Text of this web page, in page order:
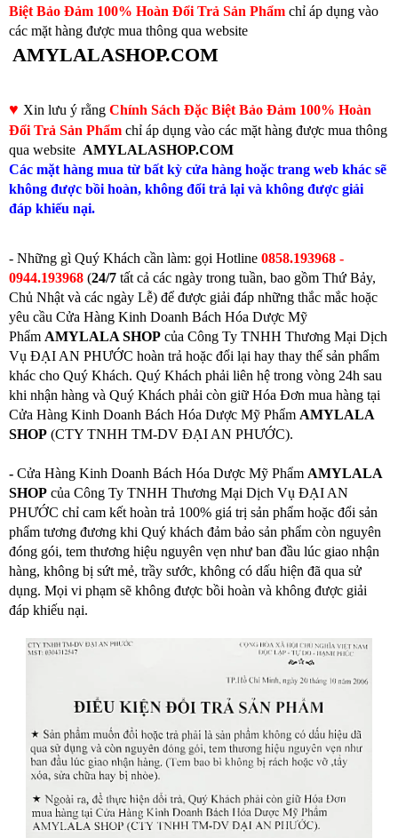
Biệt Bảo Đảm 100% Hoàn Đổi Trả Sản Phẩm chỉ áp dụng vào
các mặt hàng được mua thông qua website
AMYLALASHOP.COM
♥ Xin lưu ý rằng Chính Sách Đặc Biệt Bảo Đảm 100% Hoàn
Đổi Trả Sản Phẩm chỉ áp dụng vào các mặt hàng được mua thông
qua website AMYLALASHOP.COM
Các mặt hàng mua từ bất kỳ cửa hàng hoặc trang web khác sẽ
không được bồi hoàn, không đổi trả lại và không được giải
đáp khiếu nại.
- Những gì Quý Khách cần làm: gọi Hotline 0858.193968 -
0944.193968 (24/7 tất cả các ngày trong tuần, bao gồm Thứ Bảy,
Chủ Nhật và các ngày Lễ) để được giải đáp những thắc mắc hoặc
yêu cầu Cửa Hàng Kinh Doanh Bách Hóa Dược Mỹ
Phẩm AMYLALA SHOP của Công Ty TNHH Thương Mại Dịch
Vụ ĐẠI AN PHƯỚC hoàn trả hoặc đổi lại hay thay thế sản phẩm
khác cho Quý Khách. Quý Khách phải liên hệ trong vòng 24h sau
khi nhận hàng và Quý Khách phải còn giữ Hóa Đơn mua hàng tại
Cửa Hàng Kinh Doanh Bách Hóa Dược Mỹ Phẩm AMYLALA
SHOP (CTY TNHH TM-DV ĐẠI AN PHƯỚC).
- Cửa Hàng Kinh Doanh Bách Hóa Dược Mỹ Phẩm AMYLALA
SHOP của Công Ty TNHH Thương Mại Dịch Vụ ĐẠI AN
PHƯỚC chỉ cam kết hoàn trả 100% giá trị sản phẩm hoặc đổi sản
phẩm tương đương khi Quý khách đảm bảo sản phẩm còn nguyên
đóng gói, tem thương hiệu nguyên vẹn như ban đầu lúc giao nhận
hàng, không bị sứt mẻ, trầy sước, không có dấu hiện đã qua sử
dụng. Mọi vi phạm sẽ không được bồi hoàn và không được giải
đáp khiếu nại.